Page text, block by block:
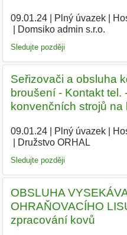
09.01.24| Plný úvazek|
Domsiko admin s.r.o.
Sledujte později
Seřizovači a obsluha
broušení - Kontakt
konvenčních strojů na
09.01.24| Plný úvazek|
Družstvo ORHAL
Sledujte později
OBSLUHA
OHRAŇOVACÍHO
zpracování kovů